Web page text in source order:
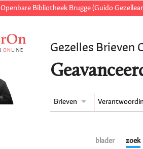
Openbare Bibliotheek Brugge (Guido
Gezelles Brieven
Brieven
blader zoek